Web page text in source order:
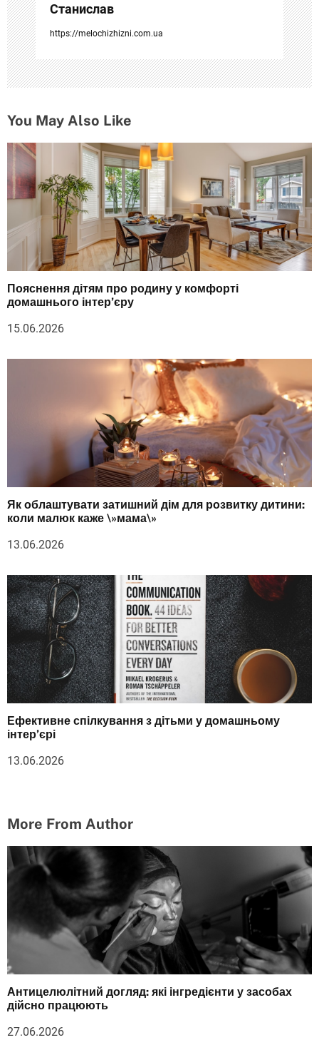
с
я
м
Станислав
https://melochizhizni.com.ua
You May Also Like
Пояснення дітям про родину у комфорті
домашнього інтер’єру
15.06.2026
Як облаштувати затишний дім для розвитку дитини:
коли малюк каже \»мама\»
13.06.2026
Ефективне спілкування з дітьми у домашньому
інтер’єрі
13.06.2026
More From Author
Антицелюлітний догляд: які інгредієнти у засобах
дійсно працюють
27.06.2026